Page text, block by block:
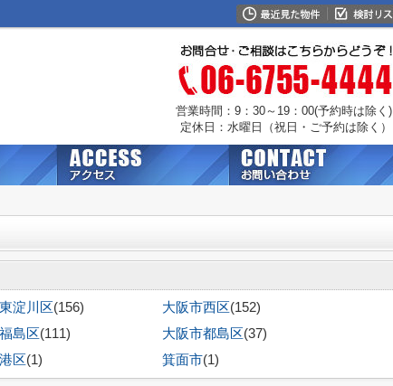
営業時間：9：30～19：00(予約時は除く)
定休日：水曜日（祝日・ご予約は除く）
淀川区(156) 大阪市西区(152)
島区(111) 大阪市都島区(37)
区(1) 箕面市(1)